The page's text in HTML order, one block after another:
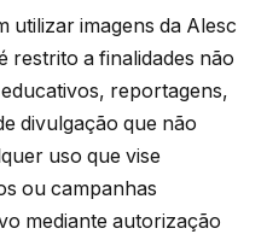
utilizar imagens da Alesc
restrito a finalidades não
reportagens,
divulgação que não
uso que vise
ou campanhas
mediante autorização